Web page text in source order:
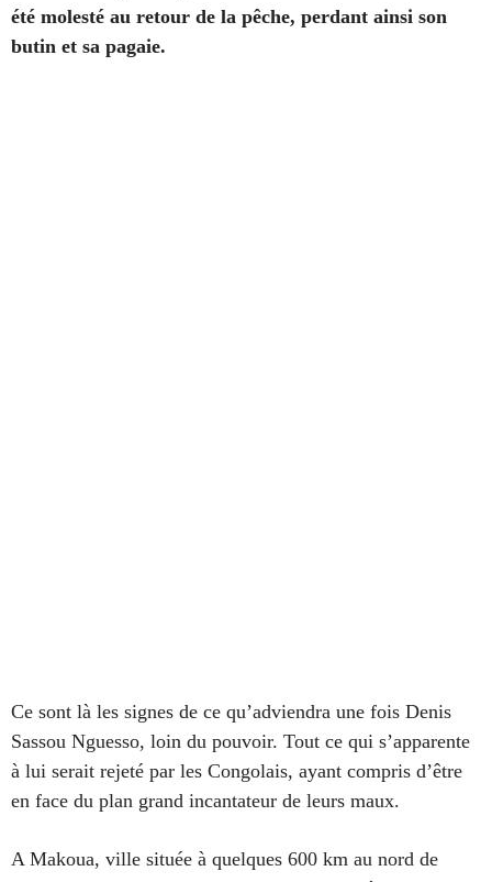
été molesté au retour de la pêche, perdant ainsi son
butin et sa pagaie.
Ce sont là les signes de ce qu’adviendra une fois Denis
Sassou Nguesso, loin du pouvoir. Tout ce qui s’apparente
à lui serait rejeté par les Congolais, ayant compris d’être
en face du plan grand incantateur de leurs maux.
A Makoua, ville située à quelques 600 km au nord de